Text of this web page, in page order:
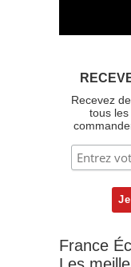
Recevez
tous
France